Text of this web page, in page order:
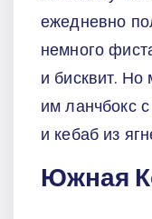
ежедневно
немного
и бисквит.
им ланчбокс
и кебаб из
Южная